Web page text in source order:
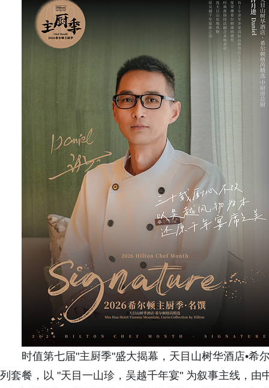
时值第七届"主厨季"盛大揭幕，天目山树华酒店•希
列套餐，以 "天目一山珍，吴越千年宴" 为叙事主线，